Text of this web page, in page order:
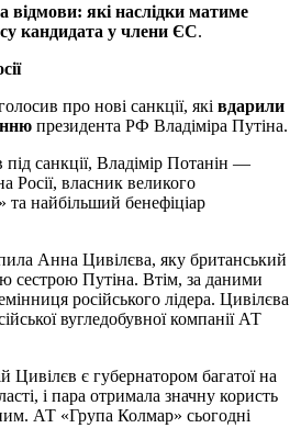
відмови: які наслідки матиме
кандидата у члени ЄС.
про нові санкції, які вдарили
президента РФ Владіміра Путіна.
санкції, Владімір Потанін —
Росії, власник великого
та найбільший бенефіціар
Анна Цивілєва, яку британський
сестрою Путіна. Втім, за даними
російського лідера. Цивілєва
вугледобувної компанії АТ
Цивілєв є губернатором багатої на
і пара отримала значну користь
АТ «Група Колмар» сьогодні